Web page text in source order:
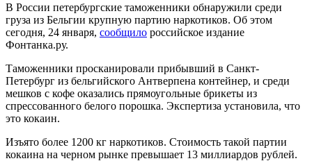
В России петербургские таможенники обнаружили среди
груза из Бельгии крупную партию наркотиков. Об этом
сегодня, 24 января, сообщило российское издание
Фонтанка.ру.
Таможенники просканировали прибывший в Санкт-
Петербург из бельгийского Антверпена контейнер, и среди
мешков с кофе оказались прямоугольные брикеты из
спрессованного белого порошка. Экспертиза установила, что
это кокаин.
Изъято более 1200 кг наркотиков. Стоимость такой партии
кокаина на черном рынке превышает 13 миллиардов рублей.